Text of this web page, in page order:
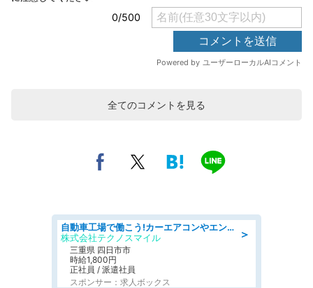
全てのコメントを見る
＞
自動車工場で働こう!カーエアコンやエンジンの製造・加工業務/寮完備 denso aichi
株式会社テクノスマイル
三重県 四日市市
時給1,800円
正社員 / 派遣社員
スポンサー：求人ボックス